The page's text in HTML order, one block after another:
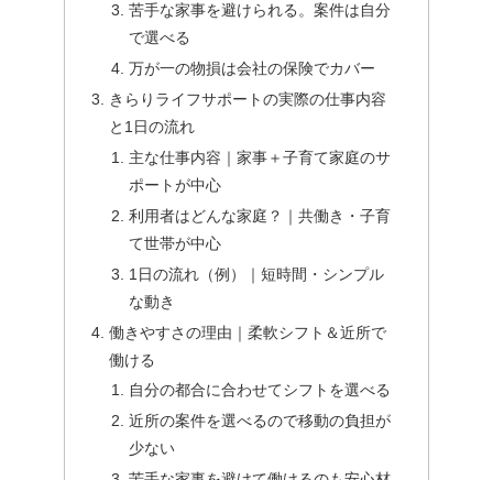
苦手な家事を避けられる。案件は自分
で選べる
万が一の物損は会社の保険でカバー
きらりライフサポートの実際の仕事内容
と1日の流れ
主な仕事内容｜家事＋子育て家庭のサ
ポートが中心
利用者はどんな家庭？｜共働き・子育
て世帯が中心
1日の流れ（例）｜短時間・シンプル
な動き
働きやすさの理由｜柔軟シフト＆近所で
働ける
自分の都合に合わせてシフトを選べる
近所の案件を選べるので移動の負担が
少ない